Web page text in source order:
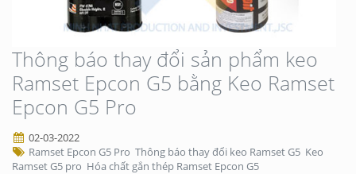
Thông báo thay đổi sản phẩm keo
Ramset Epcon G5 bằng Keo Ramset
Epcon G5 Pro
02-03-2022
Ramset Epcon G5 Pro Thông báo thay đổi keo Ramset G5 Keo
Ramset G5 pro Hóa chất gắn thép Ramset Epcon G5